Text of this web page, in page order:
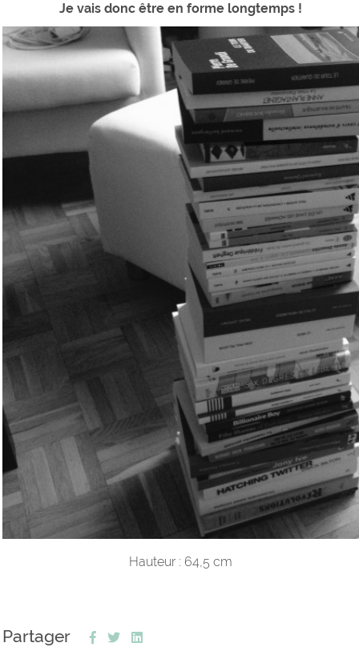
Je vais donc être en forme longtemps !
Hauteur : 64,5 cm
Partager